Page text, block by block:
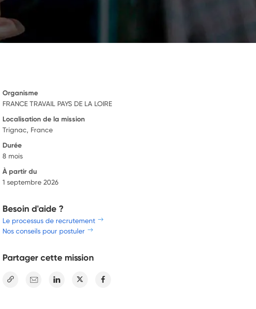
Organisme
FRANCE TRAVAIL PAYS DE LA LOIRE
Localisation de la mission
Trignac, France
Durée
8 mois
À partir du
1 septembre 2026
Besoin d'aide ?
Le processus de recrutement
Nos conseils pour postuler
Partager cette mission
E-mail Linkedin Twitter